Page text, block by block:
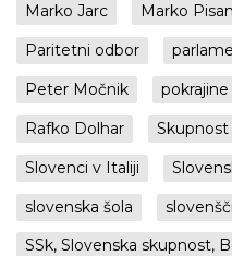
Marko Jarc
Marko
Paritetni odbor
Peter Močnik
pokrajine
Rafko Dolhar
Skupnost
Slovenci v Italiji
slovenska šola
SSk, Slovenska skupnost,